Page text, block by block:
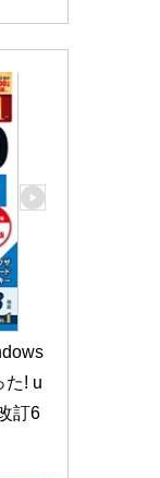
た! u
訂6